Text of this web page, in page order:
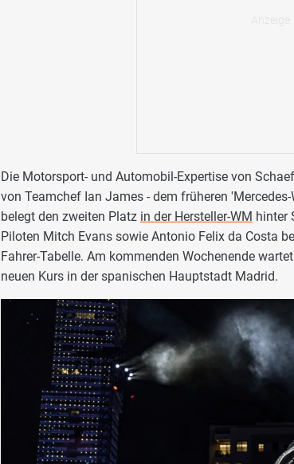
Die Motorsport- und Automobil-Expertise von
von Teamchef Ian James - dem früheren
belegt den zweiten Platz in der Hersteller-WM hinter
Piloten Mitch Evans sowie Antonio Felix da Costa
Fahrer-Tabelle. Am kommenden Wochenende
neuen Kurs in der spanischen Hauptstadt Madrid.